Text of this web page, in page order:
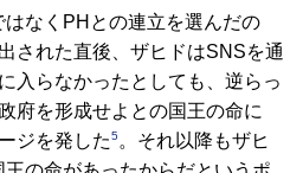
はなく PH との連立を選んだの
された直後、ザヒドはSNSを通
入らなかったとしても、逆らっ
府を形成せよとの国王の命に
ジを発した5。それ以降もザヒ